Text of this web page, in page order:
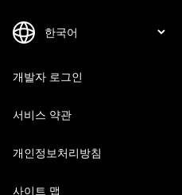
개발자 로그인
서비스 약관
개인정보처리방침
사이트 맵